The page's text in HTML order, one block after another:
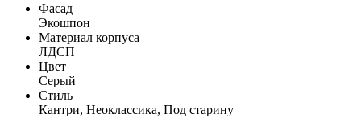
Фасад
Экошпон
Материал корпуса
ЛДСП
Цвет
Серый
Стиль
Кантри, Неоклассика, Под старину